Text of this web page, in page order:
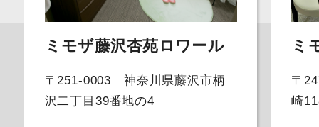
ミモザ藤沢杏苑ロワール
〒251-0003 神奈川県藤沢市柄
沢二丁目39番地の4
ミ
〒
崎